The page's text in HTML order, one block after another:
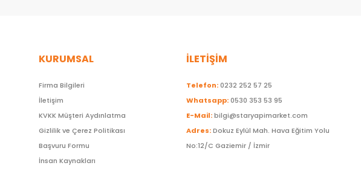
KURUMSAL
Firma Bilgileri
İletişim
KVKK Müşteri Aydınlatma
Gizlilik ve Çerez Politikası
Başvuru Formu
İnsan Kaynakları
İLETİŞİM
Telefon:0232 252 57 25
Whatsapp:0530 353 53 95
E-Mail:bilgi@staryapimarket.com
Adres:Dokuz Eylül Mah. Hava Eğitim Yolu
No:12/C Gaziemir / İzmir